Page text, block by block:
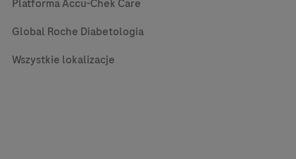
Platforma Accu-Chek Care
Global Roche Diabetologia
Wszystkie lokalizacje